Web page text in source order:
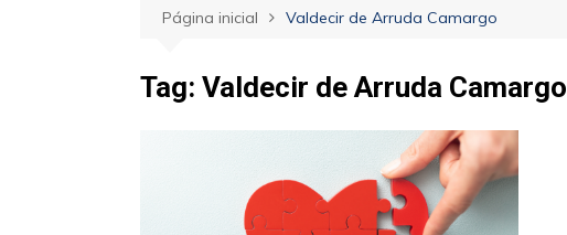
Página inicial Valdecir de Arruda Camargo
Tag: Valdecir de Arruda Camargo